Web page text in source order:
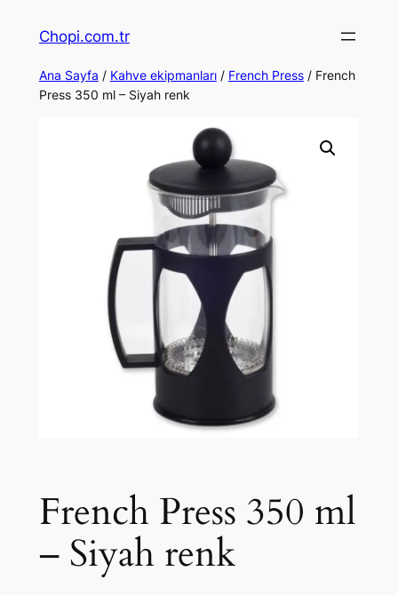
Chopi.com.tr
Ana Sayfa / Kahve ekipmanları/ French Press/ French
Press 350 ml – Siyah renk
French Press 350 ml
– Siyah renk